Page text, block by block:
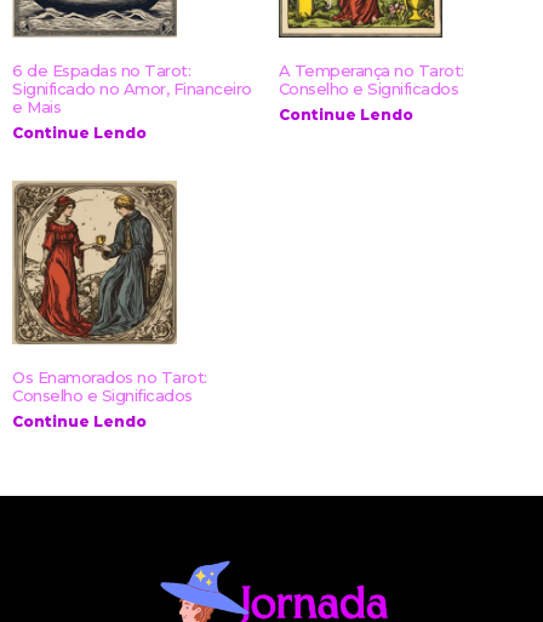
6 de Espadas no Tarot:
Significado no Amor, Financeiro
e Mais
Continue Lendo
A Temperança no Tarot:
Conselho e Significados
Continue Lendo
Os Enamorados no Tarot:
Conselho e Significados
Continue Lendo